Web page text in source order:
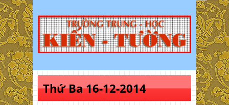
Thứ Ba 16-12-2014